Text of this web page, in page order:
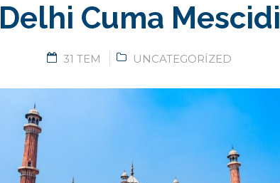
Delhi Cuma Mescidi
31 TEM UNCATEGORIZED